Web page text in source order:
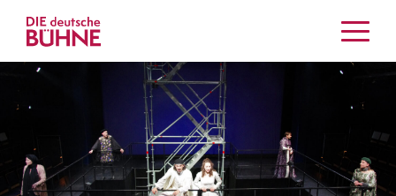
Kritiken
Musiktheater
Tanz
Crossover